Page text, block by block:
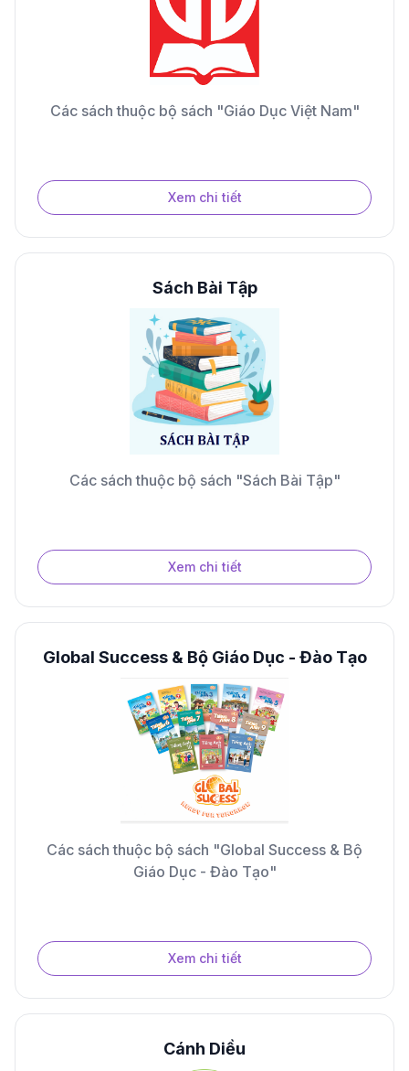
Các sách thuộc bộ sách "Giáo Dục Việt Nam"
Xem chi tiết
Sách Bài Tập
Các sách thuộc bộ sách "Sách Bài Tập"
Xem chi tiết
Global Success & Bộ Giáo Dục - Đào Tạo
Các sách thuộc bộ sách "Global Success & Bộ
Giáo Dục - Đào Tạo"
Xem chi tiết
Cánh Diều